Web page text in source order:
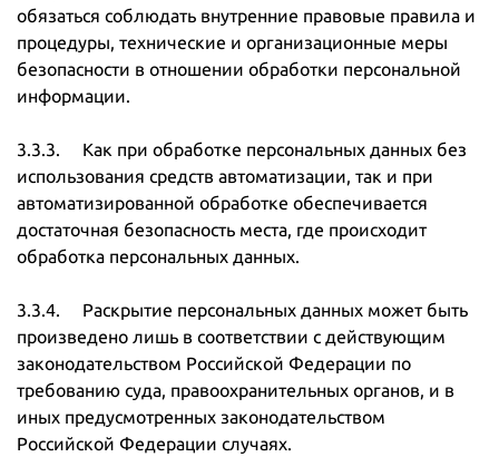
обязаться соблюдать внутренние правовые правила и
процедуры, технические и организационные меры
безопасности в отношении обработки персональной
информации.
3.3.3. Как при обработке персональных данных без
использования средств автоматизации, так и при
автоматизированной обработке обеспечивается
достаточная безопасность места, где происходит
обработка персональных данных.
3.3.4. Раскрытие персональных данных может быть
произведено лишь в соответствии с действующим
законодательством Российской Федерации по
требованию суда, правоохранительных органов, и в
иных предусмотренных законодательством
Российской Федерации случаях.